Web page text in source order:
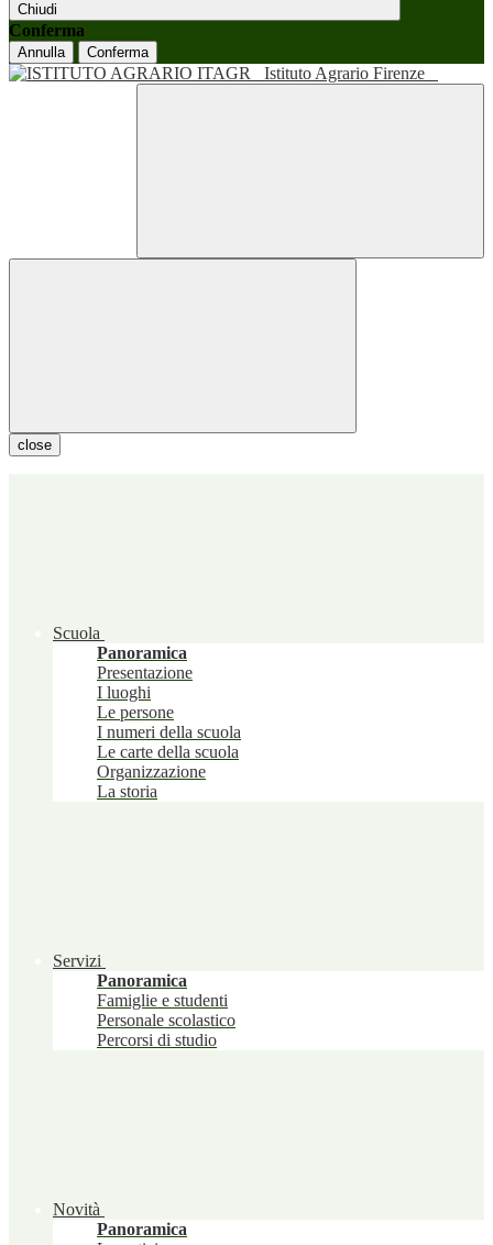
Chiudi
Conferma
Annulla Conferma
Istituto Agrario Firenze
close
Scuola
Panoramica
Presentazione
I luoghi
Le persone
I numeri della scuola
Le carte della scuola
Organizzazione
La storia
Servizi
Panoramica
Famiglie e studenti
Personale scolastico
Percorsi di studio
Novità
Panoramica